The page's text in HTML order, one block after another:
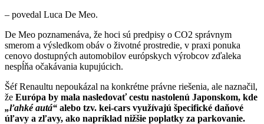
– povedal Luca De Meo.
De Meo poznamenáva, že hoci sú predpisy o CO2 správnym
smerom a výsledkom obáv o životné prostredie, v praxi ponuka
cenovo dostupných automobilov európskych výrobcov zďaleka
nespĺňa očakávania kupujúcich.
Šéf Renaultu nepoukázal na konkrétne právne riešenia, ale naznačil,
že Európa by mala nasledovať cestu nastolenú Japonskom, kde
„ľahké autá“ alebo tzv. kei-cars využívajú špecifické daňové
úľavy a zľavy, ako napríklad nižšie poplatky za parkovanie.